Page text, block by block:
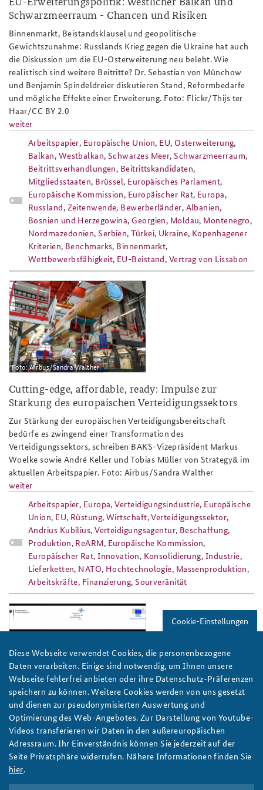
Schwarzmeerraum - Chancen und Risiken
Binnenmarkt, Beistandsklausel und geopolitische
Gewichtszunahme: Russlands Krieg gegen die Ukraine hat auch
die Diskussion um die EU-Osterweiterung neu belebt. Wie
realistisch sind weitere Beitritte? Dr. Sebastian von Münchow
und Benjamin Spindeldreier diskutieren Stand, Reformbedarfe
und mögliche Effekte einer Erweiterung. Foto: Flickr/Thijs ter
Haar/CC BY 2.0
weiter
Arbeitspapier, Europäische Union, EU, Osterweiterung,
Balkan, Westbalkan, Schwarzes Meer, Schwarzmeerraum,
Beitrittsverhandlungen, Beitrittskandidaten,
Mitgliedsstaaten, Brüssel, Europäisches Parlament,
Europäische Kommission, Europäischer Rat, Europa,
Russland, Zeitenwende, Bewerberländer, Albanien,
Bosnien und Herzegowina, Georgien, Moldau, Montenegro,
Nordmazedonien, Serbien,Türkei, Ukraine, Kopenhagener
Kriterien, Benchmarks, Binnenmarkt,
Wettbewerbsfähigkeit, EU-Beistand, Vertrag von Lissabon
ap3-
Foto: Airbus/Sandra Walther
Cutting-edge, affordable, ready: Impulse zur
Stärkung des europäischen Verteidigungssektors
Zur Stärkung der europäischen Verteidigungsbereitschaft
bedürfe es zwingend einer Transformation des
Verteidigungssektors, schreiben BAKS-Vizepräsident Markus
Woelke sowie André Keller und Tobias Müller von Strategy& im
aktuellen Arbeitspapier. Foto: Airbus/Sandra Walther
weiter
Arbeitspapier, Europa,Verteidigungsindustrie, Europäische
Union, EU, Rüstung,Wirtschaft,Verteidigungssektor,
Andrius Kubilius,Verteidigungsagentur, Beschaffung,
Produktion, ReARM, Europäische Kommission,
Europäischer Rat,Innovation, Konsolidierung, Industrie,
Lieferketten, NATO, Hochtechnologie, Massenproduktion,
Arbeitskräfte, Finanzierung, Sourveränität
nato_talk_17_slider2.png
Foto: Leon Bovenkerk/flickr/CC BY-SA 2.0
NATO Talk around the Brandenburger Tor 2017
Am 13. November 2017 ist es wieder soweit: Gemeinsam mit der
Deutschen Atlantischen Gesellschaft und der Vertretung der
Europäischen Kommission in Deutschland lädt die BAKS
internationale Experten und Entscheidungsträger zum NATO
Cookie-Einstellungen
Diese Webseite verwendet Cookies, die personenbezogene
Daten verarbeiten. Einige sind notwendig, um Ihnen unsere
Webseite fehlerfrei anbieten oder ihre Datenschutz-Präferenzen
speichern zu können. Weitere Cookies werden von uns gesetzt
und dienen zur pseudonymisierten Auswertung und
Optimierung des Web-Angebotes. Zur Darstellung von Youtube-
Videos transferieren wir Daten in den außereuropäischen
Adressraum. Ihr Einverständnis können Sie jederzeit auf der
Seite Privatsphäre widerrufen. Nähere Informationen finden Sie
hier.